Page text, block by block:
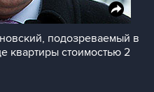
подозреваемый в
квартиры стоимостью 2